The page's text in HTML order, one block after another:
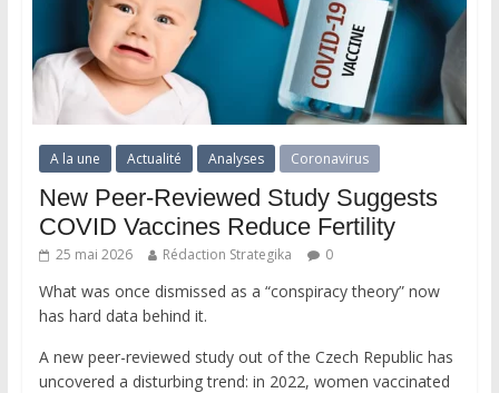
A la une Actualité Analyses Coronavirus
New Peer-Reviewed Study Suggests
COVID Vaccines Reduce Fertility
25 mai 2026 Rédaction Strategika 0
What was once dismissed as a “conspiracy theory” now
has hard data behind it.
A new peer-reviewed study out of the Czech Republic has
uncovered a disturbing trend: in 2022, women vaccinated